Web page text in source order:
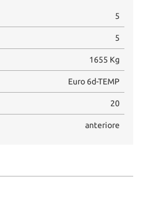
5
5
1655 Kg
Euro 6d-TEMP
20
anteriore